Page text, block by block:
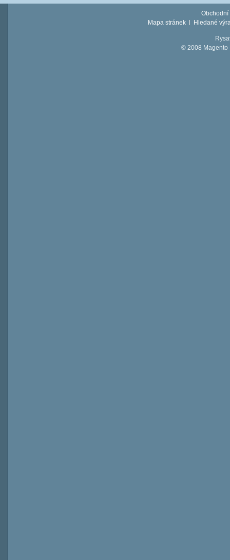
Obchodní
Mapa stránek
Hledané
© 2008 Magento